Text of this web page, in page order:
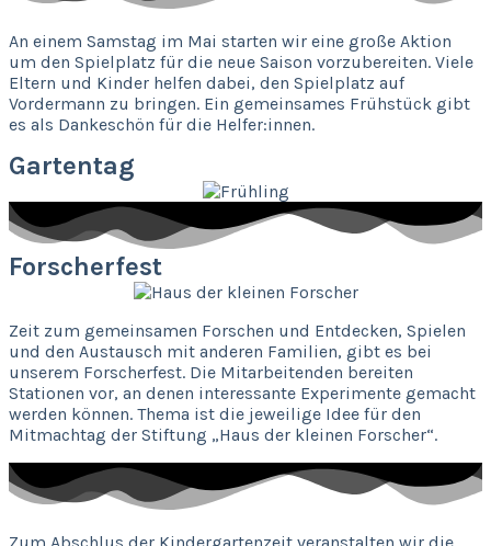
An einem Samstag im Mai starten wir eine große Aktion
um den Spielplatz für die neue Saison vorzubereiten. Viele
Eltern und Kinder helfen dabei, den Spielplatz auf
Vordermann zu bringen. Ein gemeinsames Frühstück gibt
es als Dankeschön für die Helfer:innen.
Gartentag
Forscherfest
Zeit zum gemeinsamen Forschen und Entdecken, Spielen
und den Austausch mit anderen Familien, gibt es bei
unserem Forscherfest. Die Mitarbeitenden bereiten
Stationen vor, an denen interessante Experimente gemacht
werden können. Thema ist die jeweilige Idee für den
Mitmachtag der Stiftung „Haus der kleinen Forscher“.